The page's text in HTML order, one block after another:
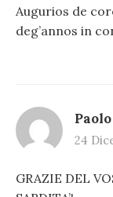
Augurios de
deg’annos in
24
GRAZIE DEL